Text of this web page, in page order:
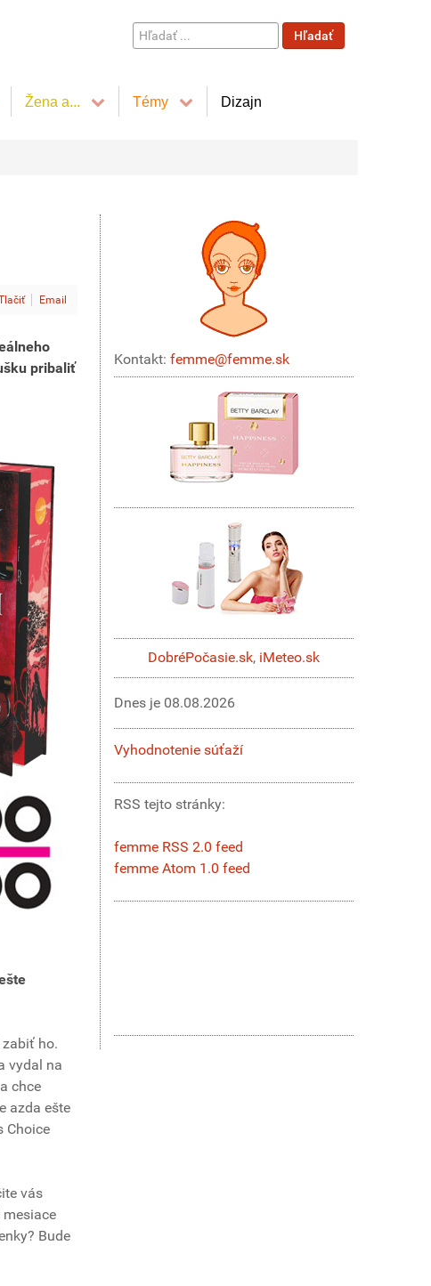
Hľadať
...
Hľadať
Žena a... Témy Dizajn
Email
pribaliť
ho.
vydal na
chce
azda ešte
Choice
vás
mesiace
Bude
Kontakt: femme@femme.sk
DobréPočasie.sk, iMeteo.sk
Dnes je 08.08.2026
Vyhodnotenie súťaží
RSS tejto stránky:
femme RSS 2.0 feed
femme Atom 1.0 feed